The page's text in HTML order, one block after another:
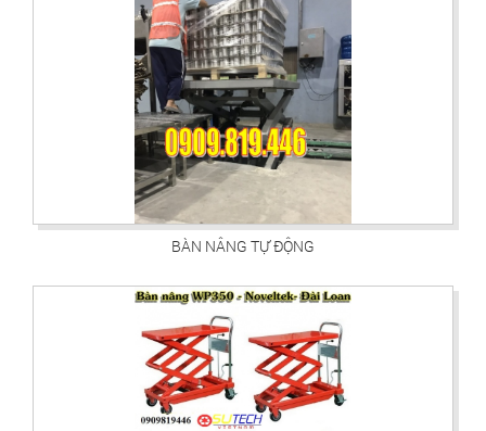
BÀN NÂNG TỰ ĐỘNG